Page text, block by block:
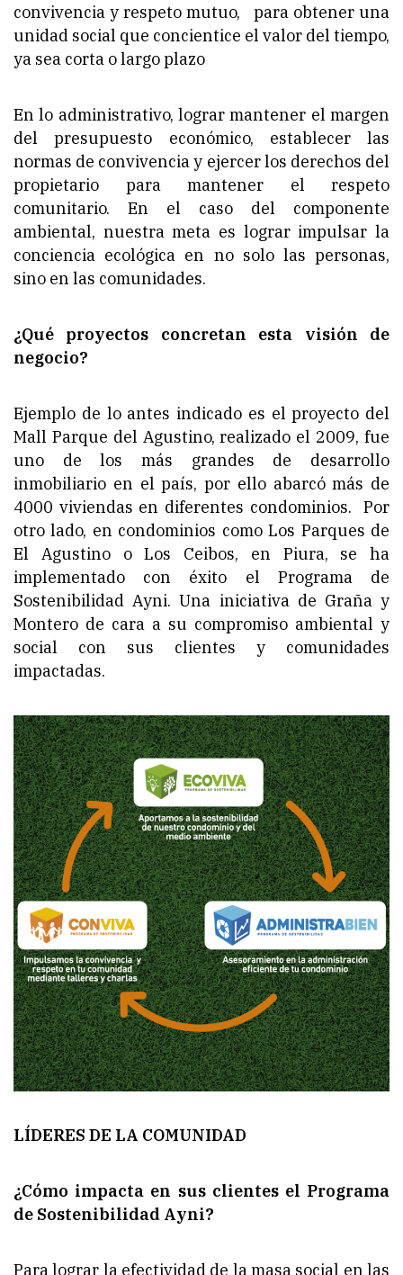
convivencia y respeto mutuo, para obtener una
unidad social que concientice el valor del tiempo,
ya sea corta o largo plazo
En lo administrativo, lograr mantener el margen
del presupuesto económico, establecer las
normas de convivencia y ejercer los derechos del
propietario para mantener el respeto
comunitario. En el caso del componente
ambiental, nuestra meta es lograr impulsar la
conciencia ecológica en no solo las personas,
sino en las comunidades.
¿Qué proyectos concretan esta visión de
negocio?
Ejemplo de lo antes indicado es el proyecto del
Mall Parque del Agustino, realizado el 2009, fue
uno de los más grandes de desarrollo
inmobiliario en el país, por ello abarcó más de
4000 viviendas en diferentes condominios. Por
otro lado, en condominios como Los Parques de
El Agustino o Los Ceibos, en Piura, se ha
implementado con éxito el Programa de
Sostenibilidad Ayni. Una iniciativa de Graña y
Montero de cara a su compromiso ambiental y
social con sus clientes y comunidades
impactadas.
LÍDERES DE LA COMUNIDAD
¿Cómo impacta en sus clientes el Programa
de Sostenibilidad Ayni?
Para lograr la efectividad de la masa social en las